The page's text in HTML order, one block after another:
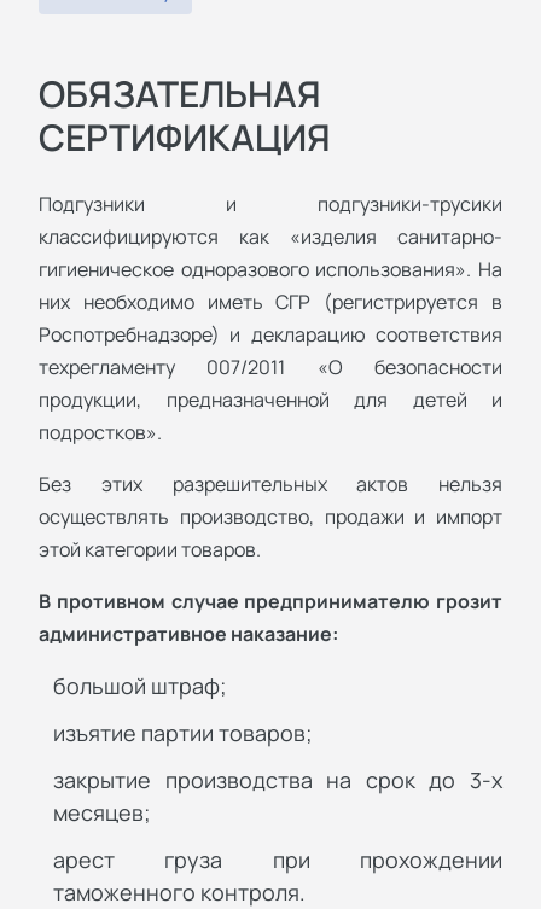
ОБЯЗАТЕЛЬНАЯ
СЕРТИФИКАЦИЯ
Подгузники и подгузники-трусики
классифицируются как «изделия санитарно-
гигиеническое одноразового использования». На
них необходимо иметь СГР (регистрируется в
Роспотребнадзоре) и декларацию соответствия
техрегламенту 007/2011 «О безопасности
продукции, предназначенной для детей и
подростков».
Без этих разрешительных актов нельзя
осуществлять производство, продажи и импорт
этой категории товаров.
В противном случае предпринимателю грозит
административное наказание:
большой штраф;
изъятие партии товаров;
закрытие производства на срок до 3-х
месяцев;
арест груза при прохождении
таможенного контроля.